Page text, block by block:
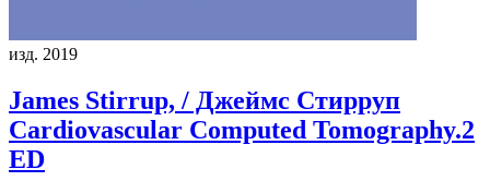
изд. 2019
James Stirrup, / Джеймс Стирруп
Cardiovascular Computed Tomography.2
ED